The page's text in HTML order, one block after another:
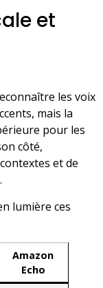
et
les voix
mais la
pour les
côté,
et de
lumière ces
Amazon
Echo